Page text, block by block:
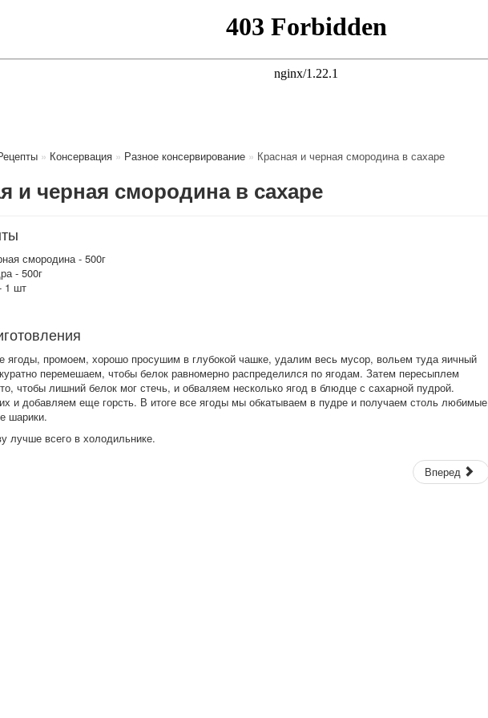
» Консервация » Разное консервирование » Красная и черная смородина в сахаре
и черная смородина в сахаре
смородина - 500г
- 500г
1 шт
ягоды, промоем, хорошо просушим в глубокой чашке, удалим весь мусор, вольем туда яичный
перемешаем, чтобы белок равномерно распределился по ягодам. Затем пересыплем
чтобы лишний белок мог стечь, и обваляем несколько ягод в блюдце с сахарной пудрой.
и добавляем еще горсть. В итоге все ягоды мы обкатываем в пудре и получаем столь любимые
шарики.
лучше всего в холодильнике.
Вперед